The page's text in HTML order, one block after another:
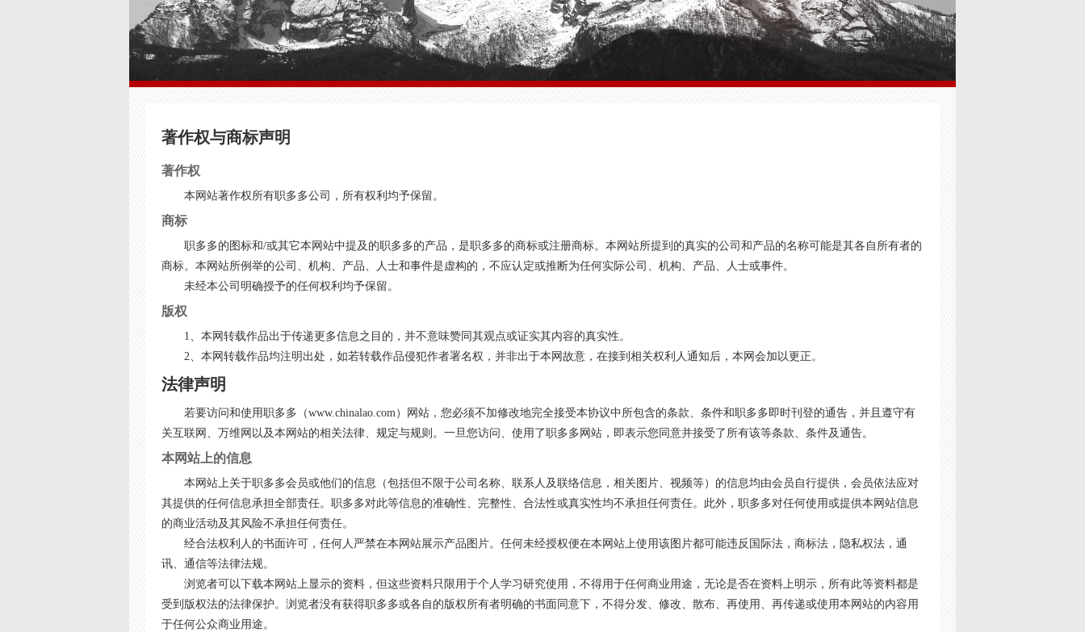
著作权与商标声明
著作权
本网站著作权所有职多多公司，所有权利均予保留。
商标
职多多的图标和/或其它本网站中提及的职多多的产品，是职多多的商标或注册商标。本网站所提到的真实的公司和产品的名称可能是其各自所有者的
商标。本网站所例举的公司、机构、产品、人士和事件是虚构的，不应认定或推断为任何实际公司、机构、产品、人士或事件。
未经本公司明确授予的任何权利均予保留。
版权
1、本网转载作品出于传递更多信息之目的，并不意味赞同其观点或证实其内容的真实性。
2、本网转载作品均注明出处，如若转载作品侵犯作者署名权，并非出于本网故意，在接到相关权利人通知后，本网会加以更正。
法律声明
若要访问和使用职多多（www.chinalao.com）网站，您必须不加修改地完全接受本协议中所包含的条款、条件和职多多即时刊登的通告，并且遵守有
关互联网、万维网以及本网站的相关法律、规定与规则。一旦您访问、使用了职多多网站，即表示您同意并接受了所有该等条款、条件及通告。
本网站上的信息
本网站上关于职多多会员或他们的信息（包括但不限于公司名称、联系人及联络信息，相关图片、视频等）的信息均由会员自行提供，会员依法应对
其提供的任何信息承担全部责任。职多多对此等信息的准确性、完整性、合法性或真实性均不承担任何责任。此外，职多多对任何使用或提供本网站信息
的商业活动及其风险不承担任何责任。
经合法权利人的书面许可，任何人严禁在本网站展示产品图片。任何未经授权便在本网站上使用该图片都可能违反国际法，商标法，隐私权法，通
讯、通信等法律法规。
浏览者可以下载本网站上显示的资料，但这些资料只限用于个人学习研究使用，不得用于任何商业用途，无论是否在资料上明示，所有此等资料都是
受到版权法的法律保护。浏览者没有获得职多多或各自的版权所有者明确的书面同意下，不得分发、修改、散布、再使用、再传递或使用本网站的内容用
于任何公众商业用途。